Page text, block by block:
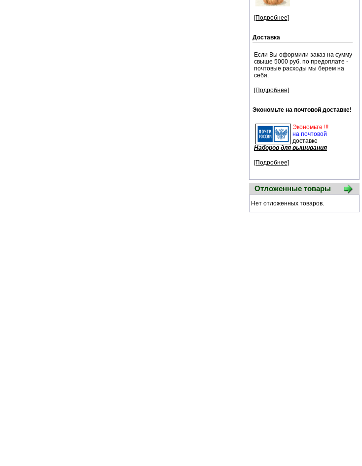
[Подробнее]
Доставка
Если Вы оформили заказ на сумму
свыше 5000 руб. по предоплате -
почтовые расходы мы берем на
себя.
[Подробнее]
Экономьте на почтовой доставке!
Экономьте !!!
на почтовой
доставке
Наборов для вышивания
[Подробнее]
Отложенные товары
Нет отложенных товаров.